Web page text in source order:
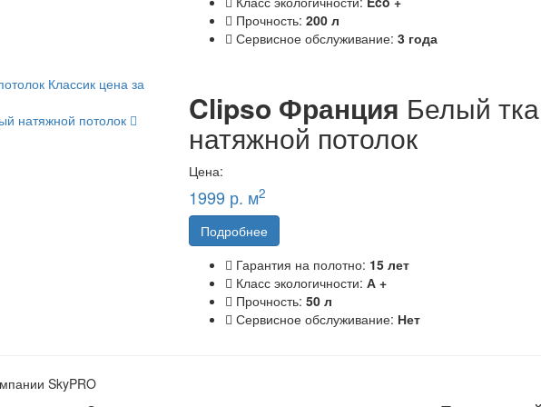
Прочность:200 л
Сервисное обслуживание:3 года
Clipso Франция Белый
натяжной потолок
Цена:
1999 р. м2
Подробнее
Гарантия на полотно: 15 лет
Класс экологичности:А +
Прочность:50 л
Сервисное обслуживание: Нет
натяжной потолок
SkyPRO